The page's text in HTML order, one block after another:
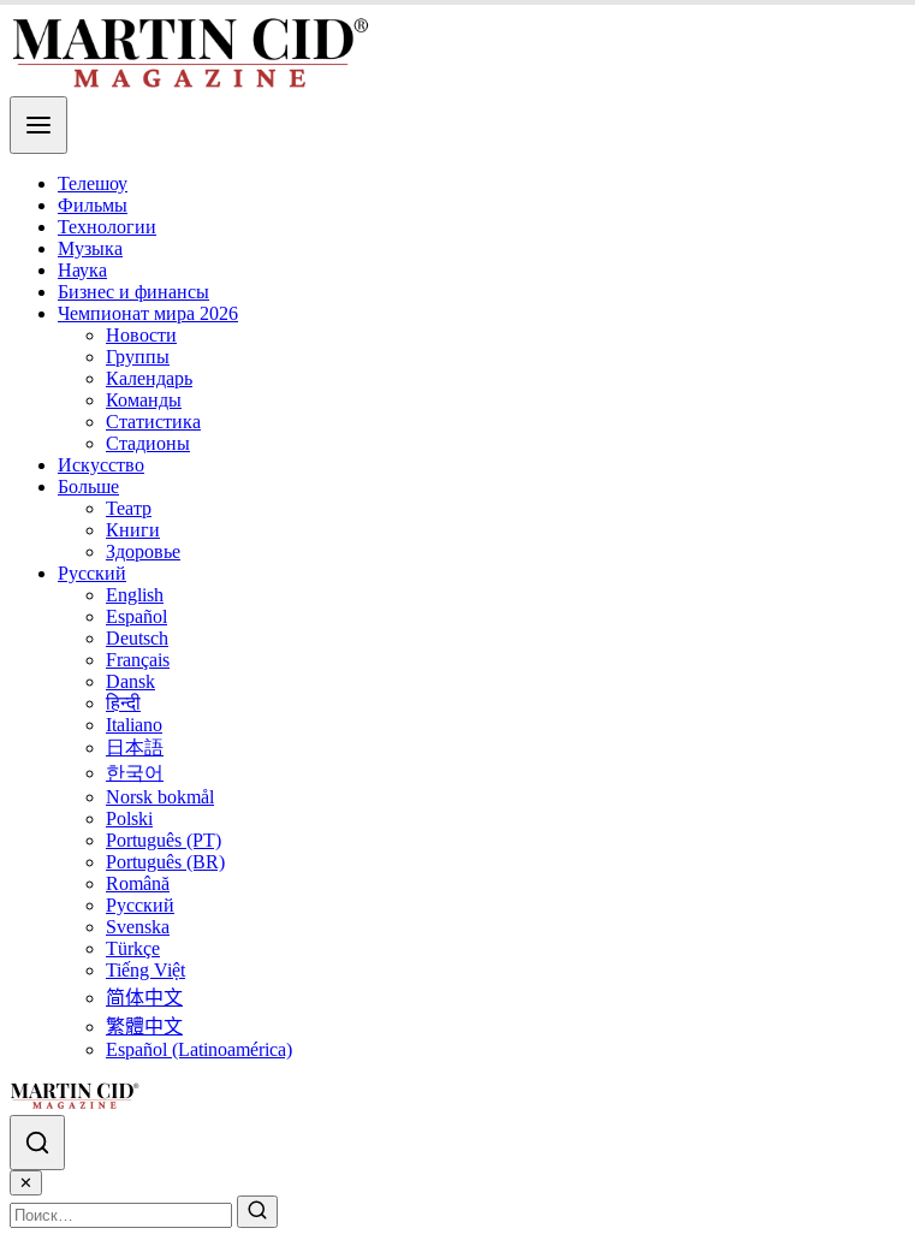
Телешоу
Фильмы
Технологии
Музыка
Наука
Бизнес и финансы
Чемпионат мира 2026
Новости
Группы
Календарь
Команды
Статистика
Стадионы
Искусство
Больше
Театр
Книги
Здоровье
Русский
English
Español
Deutsch
Français
Dansk
हिन्दी
Italiano
日本語
한국어
Norsk bokmål
Polski
Português (PT)
Português (BR)
Română
Русский
Svenska
Türkçe
Tiếng Việt
简体中文
繁體中文
Español (Latinoamérica)
✕